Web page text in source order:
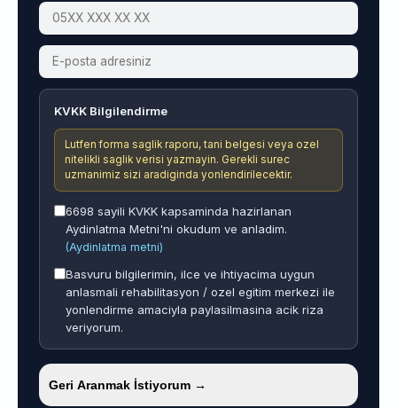
KVKK Bilgilendirme
Lutfen forma saglik raporu, tani belgesi veya ozel
nitelikli saglik verisi yazmayin. Gerekli surec
uzmanimiz sizi aradiginda yonlendirilecektir.
6698 sayili KVKK kapsaminda hazirlanan
Aydinlatma Metni'ni okudum ve anladim.
(Aydinlatma metni)
Basvuru bilgilerimin, ilce ve ihtiyacima uygun
anlasmali rehabilitasyon / ozel egitim merkezi ile
yonlendirme amaciyla paylasilmasina acik riza
veriyorum.
Geri Aranmak İstiyorum →